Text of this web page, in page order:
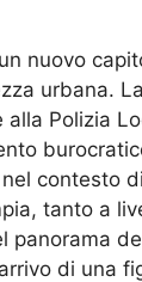
nuovo
urbana.
Polizia
contesto di
tanto a
panorama
di una